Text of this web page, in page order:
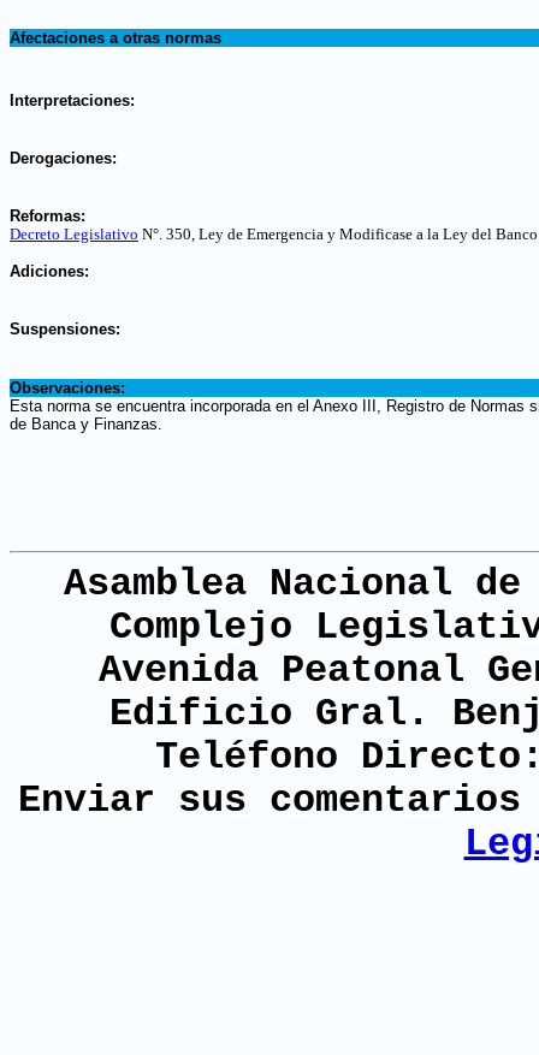
Afectaciones a otras normas
Interpretaciones:
Derogaciones:
Reformas:
Decreto Legislativo N°. 350, Ley de Emergencia y Modificase a la Ley del
Adiciones:
Suspensiones:
Observaciones:
Esta norma se encuentra incorporada en el Anexo III, Registro de
de Banca y Finanzas.
Asamblea Nacional
Complejo
Avenida Peatonal
Edificio Gral.
Teléfono
Enviar sus